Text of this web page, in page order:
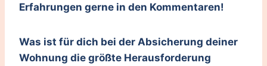
Erfahrungen gerne in den Kommentaren!
Was ist für dich bei der Absicherung deiner
Wohnung die größte Herausforderung